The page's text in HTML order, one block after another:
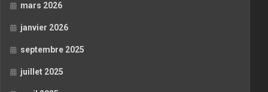
mars 2026
janvier 2026
septembre 2025
juillet 2025